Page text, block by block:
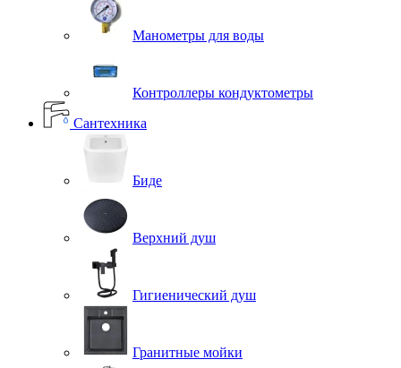
Манометры для воды
Контроллеры кондуктометры
Сантехника
Биде
Верхний душ
Гигиенический душ
Гранитные мойки